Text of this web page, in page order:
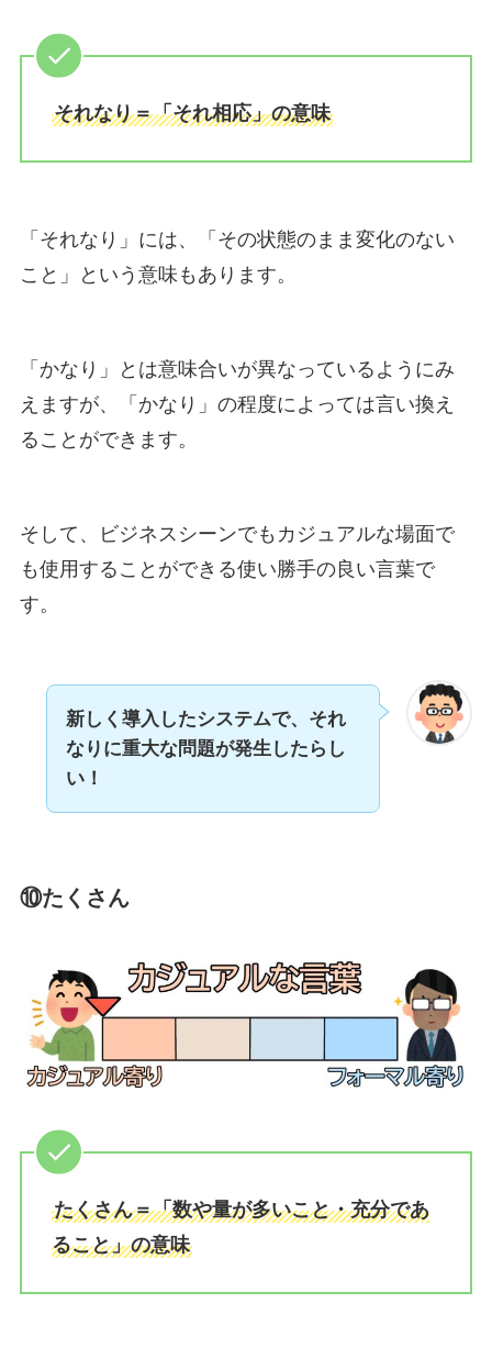
それなり＝「それ相応」の意味
「それなり」には、「その状態のまま変化のない
こと」という意味もあります。
「かなり」とは意味合いが異なっているようにみ
えますが、「かなり」の程度によっては言い換え
ることができます。
そして、ビジネスシーンでもカジュアルな場面で
も使用することができる使い勝手の良い言葉で
す。
新しく導入したシステムで、それ
なりに重大な問題が発生したらし
い！
⑩たくさん
たくさん＝「数や量が多いこと・充分であ
ること」の意味